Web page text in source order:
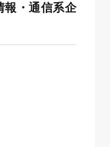
報・通信系企